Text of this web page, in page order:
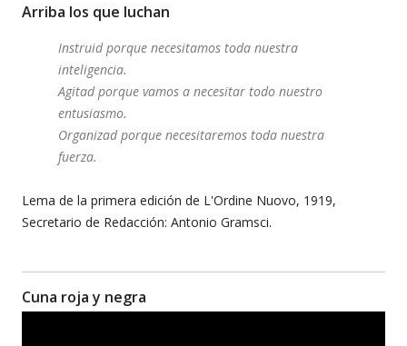
Arriba los que luchan
Instruid porque necesitamos toda nuestra
inteligencia.
Agitad porque vamos a necesitar todo nuestro
entusiasmo.
Organizad porque necesitaremos toda nuestra
fuerza.
Lema de la primera edición de L'Ordine Nuovo, 1919,
Secretario de Redacción: Antonio Gramsci.
Cuna roja y negra